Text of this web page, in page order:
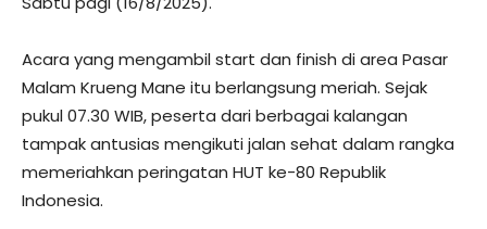
Acara yang mengambil start dan finish di area Pasar
Malam Krueng Mane itu berlangsung meriah. Sejak
pukul 07.30 WIB, peserta dari berbagai kalangan
tampak antusias mengikuti jalan sehat dalam rangka
memeriahkan peringatan HUT ke-80 Republik
Indonesia.